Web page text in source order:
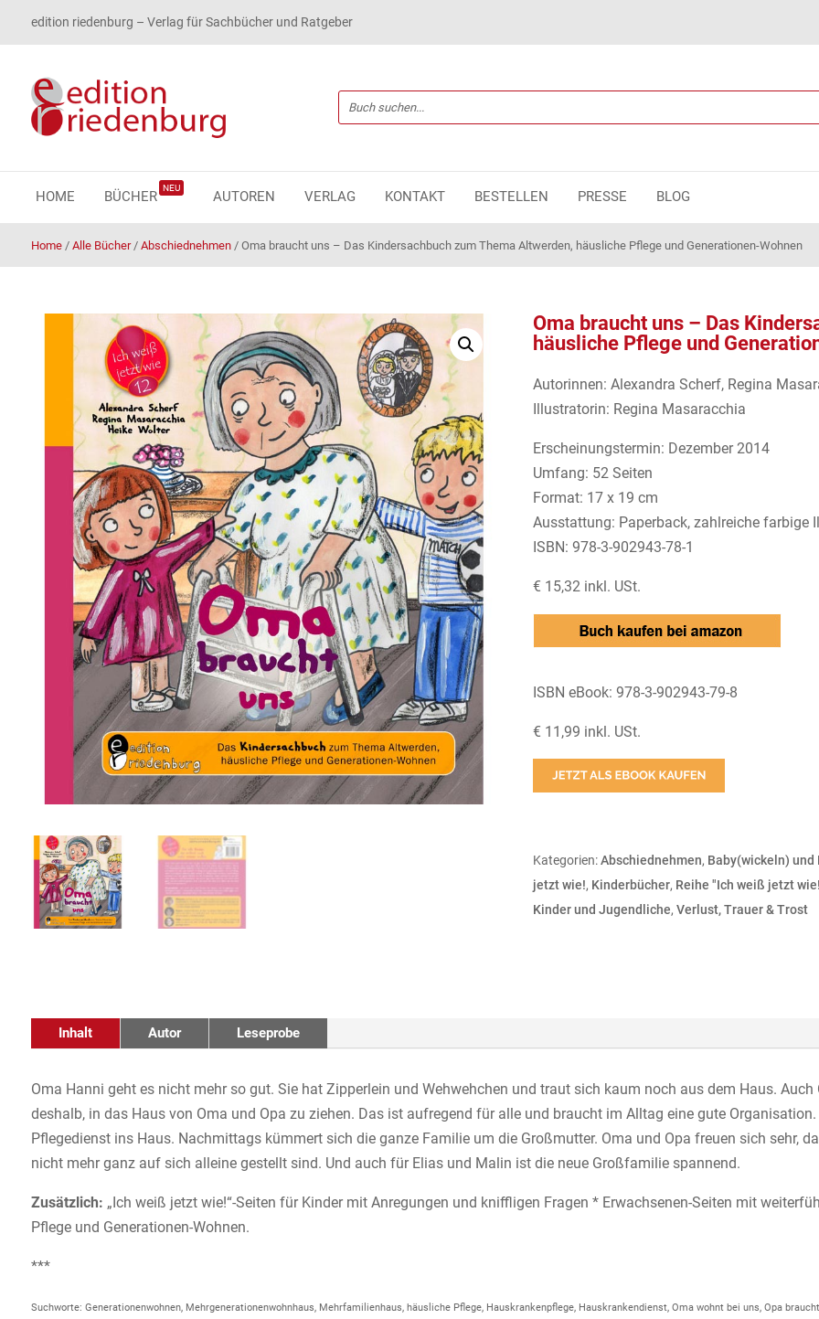
edition riedenburg – Verlag für Sachbücher und Ratgeber
HOME BÜCHER
NEU
AUTOREN VERLAG KONTAKT BESTELLEN PRESSE BLOG
Home/ Alle Bücher/ Abschiednehmen/ Oma braucht uns – Das Kindersachbuch zum Thema Altwerden, häusliche Pflege und Generationen-Wohnen
Oma braucht uns – Das
häusliche Pflege und
Autorinnen: Alexandra Scherf, Regina
Illustratorin: Regina Masaracchia
Erscheinungstermin: Dezember 2014
Umfang: 52 Seiten
Format: 17 x 19 cm
Ausstattung: Paperback, zahlreiche farbige
ISBN: 978-3-902943-78-1
€ 15,32 inkl. USt.
ISBN eBook: 978-3-902943-79-8
€ 11,99 inkl. USt.
Kategorien:Abschiednehmen, Baby(wickeln)
jetzt wie!, Kinderbücher, Reihe "Ich weiß jetzt
Kinder und Jugendliche, Verlust, Trauer & Trost
Inhalt Autor Leseprobe
Oma Hanni geht es nicht mehr so gut. Sie hat Zipperlein und Wehwehchen und traut sich kaum noch aus dem Haus.
deshalb, in das Haus von Oma und Opa zu ziehen. Das ist aufregend für alle und braucht im Alltag eine gute
Pflegedienst ins Haus. Nachmittags kümmert sich die ganze Familie um die Großmutter. Oma und Opa freuen sich sehr,
nicht mehr ganz auf sich alleine gestellt sind. Und auch für Elias und Malin ist die neue Großfamilie spannend.
Zusätzlich: „Ich weiß jetzt wie!“-Seiten für Kinder mit Anregungen und kniffligen Fragen * Erwachsenen-Seiten mit
Pflege und Generationen-Wohnen.
***
Suchworte: Generationenwohnen, Mehrgenerationenwohnhaus, Mehrfamilienhaus, häusliche Pflege, Hauskrankenpflege, Hauskrankendienst, Oma wohnt bei uns, Opa